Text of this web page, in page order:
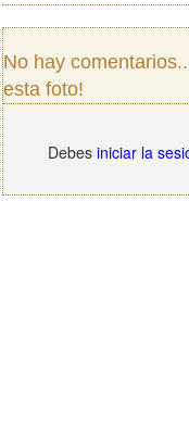
No hay
esta foto!
Debes iniciar la